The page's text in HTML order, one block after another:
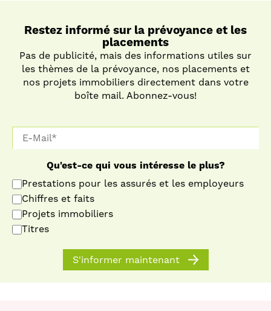
Restez informé sur la prévoyance et les
placements
Pas de publicité, mais des informations utiles sur
les thèmes de la prévoyance, nos placements et
nos projets immobiliers directement dans votre
boîte mail. Abonnez-vous!
Qu'est-ce qui vous intéresse le plus?
Prestations pour les assurés et les employeurs
Chiffres et faits
Projets immobiliers
Titres
S'informer maintenant